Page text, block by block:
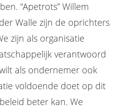
“Apetrots” Willem
Walle zijn de oprichters
zijn als organisatie
verantwoord
als ondernemer ook
voldoende doet op dit
beter kan. We